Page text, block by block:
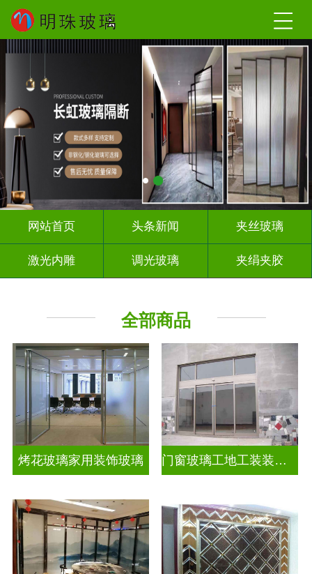
网站首页 头条新闻 夹丝玻璃
激光内雕 调光玻璃 夹绢夹胶
全部商品
烤花玻璃家用装饰玻璃 门窗玻璃工地工装装饰玻璃